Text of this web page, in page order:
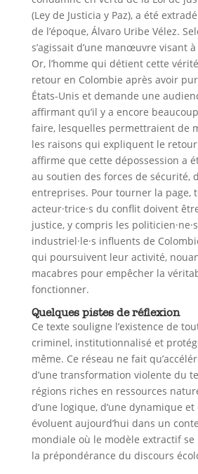
(Ley de Justicia y Paz), a été
de l’époque, Álvaro Uribe Vélez.
s’agissait d’une manœuvre visant
Or, l’homme qui détient cette
retour en Colombie après avoir
États-Unis et demande une
affirmant qu’il y a encore
faire, lesquelles permettraient de
les raisons qui expliquent le
affirme que cette dépossession a
au soutien des forces de sécurité,
entreprises. Pour tourner la page,
acteur·trice·s du conflit doivent
justice, y compris les
industriel·le·s influents de
qui poursuivent leur activité,
macabres pour empêcher la
fonctionner.
Quelques pistes de réflexion
Ce texte souligne l’existence de
criminel, institutionnalisé et
même. Ce réseau ne fait
d’une transformation violente du
régions riches en ressources
d’une logique, d’une dynamique
évoluent aujourd’hui dans un
mondiale où le modèle extractif se
la prépondérance du discours